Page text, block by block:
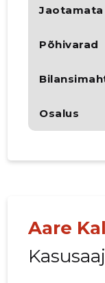
Jaotamata
Põhivarad
Osalus
Aare